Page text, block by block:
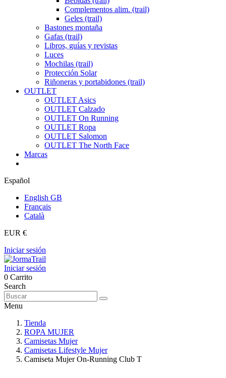
Complementos alim. (trail)
Geles (trail)
Bastones montaña
Gafas (trail)
Libros, guías y revistas
Luces
Mochilas (trail)
Protección Solar
Riñoneras y portabidones (trail)
OUTLET
OUTLET Asics
OUTLET Calzado
OUTLET On Running
OUTLET Ropa
OUTLET Salomon
OUTLET The North Face
Marcas
Español
English GB
Français
Català
EUR €
Iniciar sesión
Iniciar sesión
0 Carrito
Search
Menu
Tienda
ROPA MUJER
Camisetas Mujer
Camisetas Lifestyle Mujer
Camiseta Mujer On-Running Club T